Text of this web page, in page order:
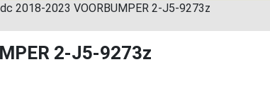
2018-2023 VOORBUMPER 2-J5-9273z
2-J5-9273z